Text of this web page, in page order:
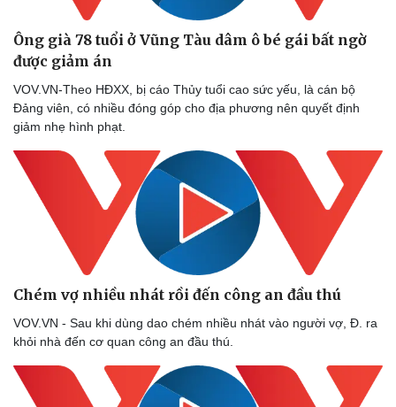
Doanh nghiệp
Thông tin doanh nghiệp
Doanh nghiệp 24h
Vì cộng đồng
Công nghệ
Sành điệu
Chuyển đổi số
Ông già 78 tuổi ở Vũng Tàu dâm ô bé gái bất ngờ
được giảm án
VOV.VN-Theo HĐXX, bị cáo Thủy tuổi cao sức yếu, là cán bộ
Đảng viên, có nhiều đóng góp cho địa phương nên quyết định
giảm nhẹ hình phạt.
Chém vợ nhiều nhát rồi đến công an đầu thú
VOV.VN - Sau khi dùng dao chém nhiều nhát vào người vợ, Đ. ra
khỏi nhà đến cơ quan công an đầu thú.